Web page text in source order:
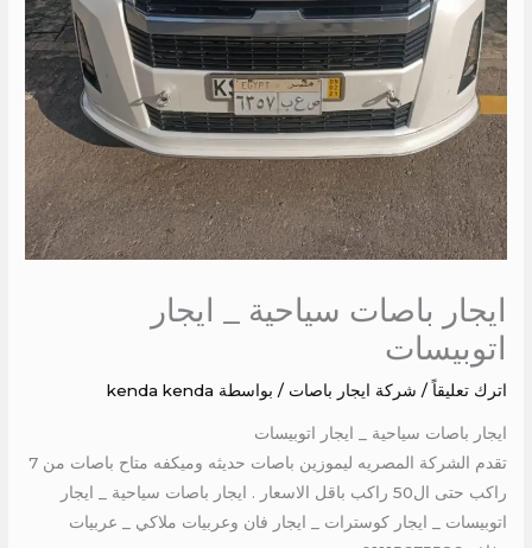
ايجار باصات سياحية _ ايجار
اتوبيسات
اترك تعليقاً / شركة ايجار باصات / بواسطة kenda kenda
ايجار باصات سياحية _ ايجار اتوبيسات
تقدم الشركة المصريه ليموزين باصات حديثه وميكفه متاح باصات من 7
راكب حتى ال50 راكب باقل الاسعار . ايجار باصات سياحية _ ايجار
اتوبيسات _ ايجار كوسترات _ ايجار فان وعربيات ملاكي _ عربيات